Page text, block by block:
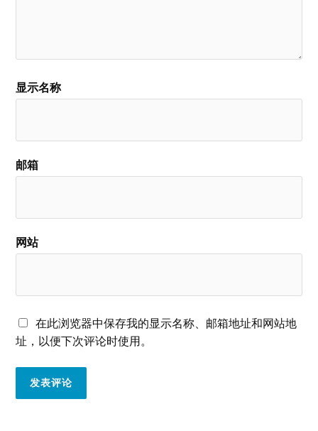
显示名称
邮箱
网站
在此浏览器中保存我的显示名称、邮箱地址和网站地
址，以便下次评论时使用。